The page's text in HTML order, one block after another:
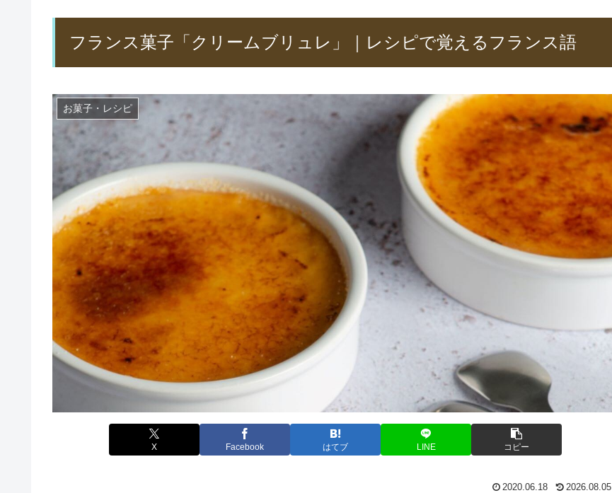
フランス菓子「クリームブリュレ」｜レシピで覚えるフランス語
お菓子・レシピ
X Facebook はてブ LINE コピー
2020.06.18 2026.08.05